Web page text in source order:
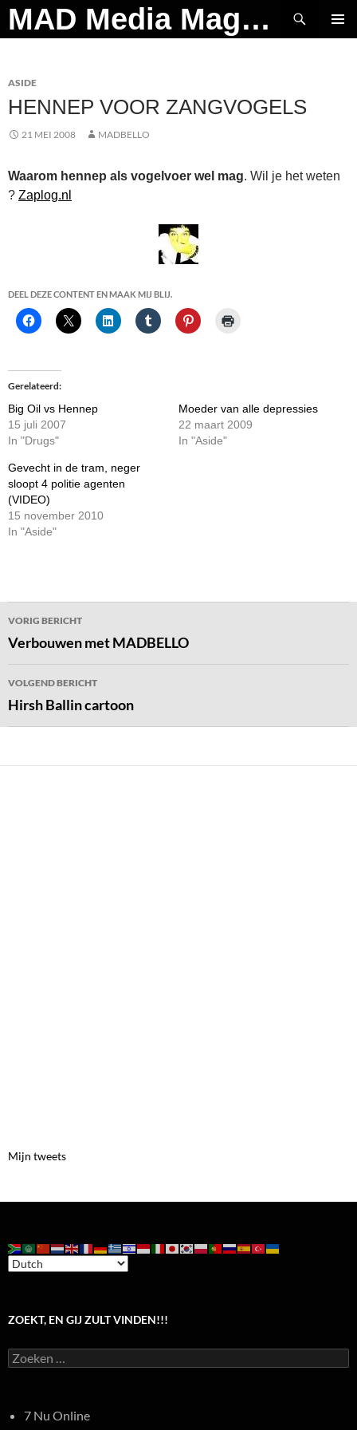
Ga
naar
MAD Media Magazine
Zoeken
ASIDE
HENNEP VOOR ZANGVOGELS
21 MEI 2008 MADBELLO
Waarom hennep als vogelvoer wel mag. Wil je het weten
? Zaplog.nl
DEEL DEZE CONTENT EN MAAK MIJ BLIJ.
Gerelateerd
Big Oil vs Hennep
15 juli 2007
In "Drugs"
Moeder van alle depressies
22 maart 2009
In "Aside"
Gevecht in de tram, neger
sloopt 4 politie agenten
(VIDEO)
15 november 2010
In "Aside"
Bericht
navigatie
VORIG BERICHT
Verbouwen met MADBELLO
VOLGEND BERICHT
Hirsh Ballin cartoon
Mijn tweets
ZOEKT, EN GIJ ZULT VINDEN!!!
Zoeken
naar:
7 Nu Online